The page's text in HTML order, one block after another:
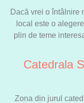
Dacă vrei o întâlnire
local este o
plin de teme
Catedrala
Zona din jurul